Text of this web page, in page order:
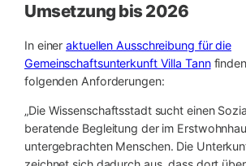
Umsetzung bis 2026
In eineraktuellen Ausschreibung für die
Gemeinschaftsunterkunft Villa Tann
folgenden Anforderungen:
„Die Wissenschaftsstadt sucht einen
beratende Begleitung der im
untergebrachten Menschen. Die